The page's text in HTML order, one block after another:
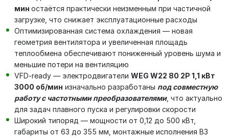
мин остаётся практически неизменным при частичной
загрузке, что снижает эксплуатационные расходы
Оптимизированная система охлаждения — новая
геометрия вентилятора и увеличенная площадь
теплообмена обеспечивают пониженный уровень шума и
меньшие потери на вентиляцию
VFD-ready — электродвигатели WEG W22 80 2P 1,1 кВт
3000 об/мин изначально разработаны под совместную
работу с частотными преобразователями, что актуально
для задач плавного пуска и регулировки скорости
Широкий типоряд — мощности от 0,12 до 500 кВт,
габариты от 63 до 355 мм, монтажные исполнения В3